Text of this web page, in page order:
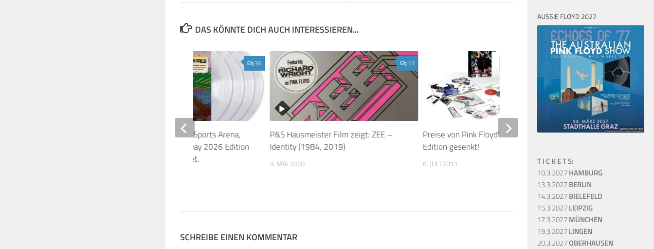
DAS KÖNNTE DICH AUCH INTERESSIEREN...
11
P&S Hausmeister Film zeigt: ZEE –
Identity (1984, 2019)
9. MAI 2020
Preise von Pink Floyd’s Immersion
Edition gesenkt!
6. JULI 2011
Solo-Konzerte!
15. AUGUST 2025
36
Pink Floyd „Live at LA Sports Arena,
1975” Record Store Day 2026 Edition
als 4-LP und 2-CD-Set.
SCHREIBE EINEN KOMMENTAR
AUSSIE FLOYD 2027
T I C K E T S:
10.3.2027HAMBURG
13.3.2027BERLIN
14.3.2027BIELEFELD
15.3.2027LEIPZIG
17.3.2027MÜNCHEN
19.3.2027LINGEN
20.3.2027OBERHAUSEN